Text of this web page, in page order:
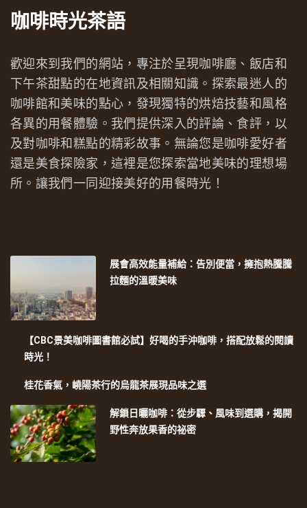
咖啡時光茶語
歡迎來到我們的網站，專注於呈現咖啡廳、飯店和
下午茶甜點的在地資訊及相關知識。探索最迷人的
咖啡館和美味的點心，發現獨特的烘焙技藝和風格
各異的用餐體驗。我們提供深入的評論、食評，以
及對咖啡和糕點的精彩故事。無論您是咖啡愛好者
還是美食探險家，這裡是您探索當地美味的理想場
所。讓我們一同迎接美好的用餐時光！
展會高效能量補給：告別便當，擁抱熱騰騰
拉麵的溫暖美味
【CBC景美咖啡圖書館必試】好喝的手沖咖啡，搭配放鬆的閱讀
時光！
桂花香氣，嶢陽茶行的烏龍茶展現品味之選
解鎖日曬咖啡：從步驟、風味到選購，揭開
野性奔放果香的祕密